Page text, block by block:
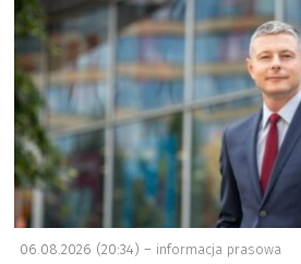
06.08.2026 (20:34) – informacja prasowa